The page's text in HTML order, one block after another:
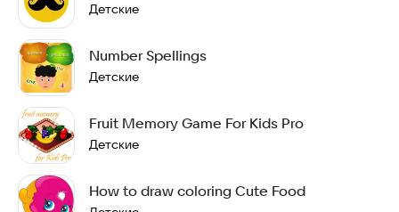
Детские
Number Spellings
Детские
Fruit Memory Game For Kids Pro
Детские
How to draw coloring Cute Food